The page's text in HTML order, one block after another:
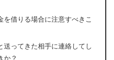
を借りる場合に注意すべきこ
送ってきた相手に連絡してし
か？